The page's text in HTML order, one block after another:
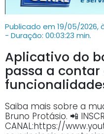
Publicado em 19/05/2026,
- Duração: 00:03:23 min.
Aplicativo do
passa a
Saiba mais sobre a
Bruno Protásio. 📲
CANAL:https://